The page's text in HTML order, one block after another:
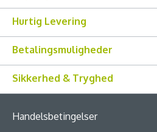
Hurtig Levering
Betalingsmuligheder
Sikkerhed & Tryghed
Handelsbetingelser